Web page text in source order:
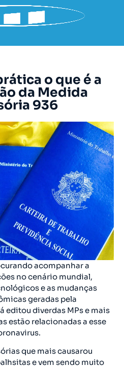
o que é a
da Medida
936
acompanhar a
no cenário mundial,
e as mudanças
geradas pela
editou diverdas MPs e mais
estão relacionadas a esse
que mais causarou
e vem sendo muito